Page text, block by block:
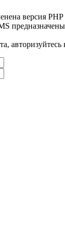
версия PHP
предназначены